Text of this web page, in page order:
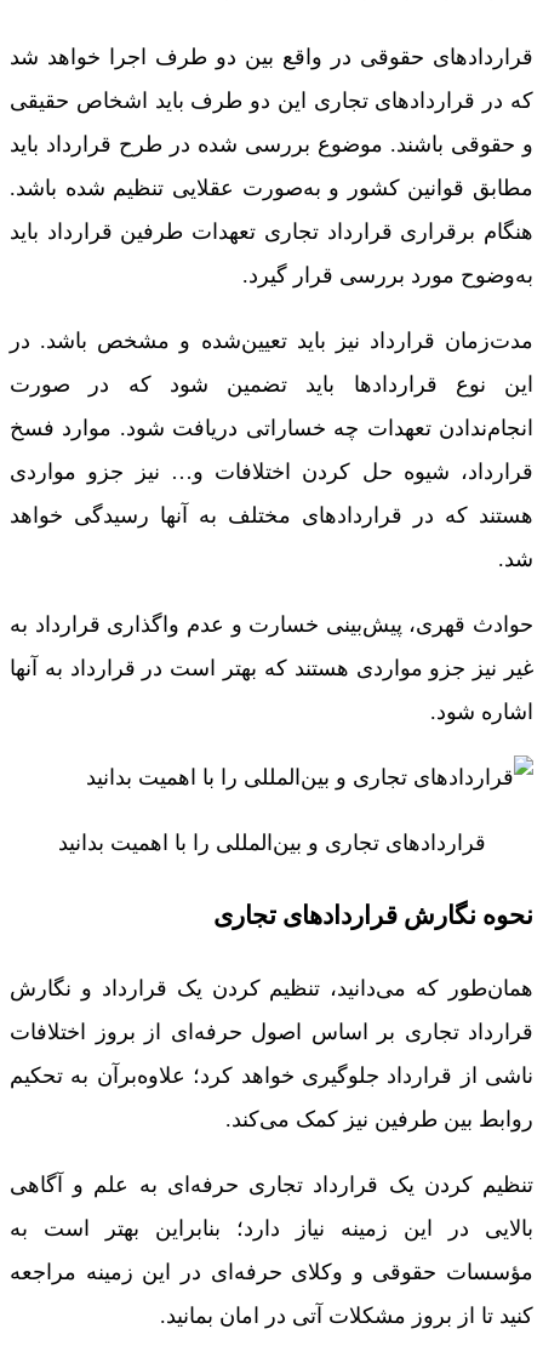
قراردادهای حقوقی در واقع بین دو طرف اجرا خواهد شد
که در قراردادهای تجاری این دو طرف باید اشخاص حقیقی
و حقوقی باشند. موضوع بررسی شده در طرح قرارداد باید
مطابق قوانین کشور و به‌صورت عقلایی تنظیم شده باشد.
هنگام برقراری قرارداد تجاری تعهدات طرفین قرارداد باید
به‌وضوح مورد بررسی قرار گیرد.
مدت‌زمان قرارداد نیز باید تعیین‌شده و مشخص باشد. در
این نوع قراردادها باید تضمین شود که در صورت
انجام‌ندادن تعهدات چه خساراتی دریافت شود. موارد فسخ
قرارداد، شیوه حل کردن اختلافات و… نیز جزو مواردی
هستند که در قراردادهای مختلف به آنها رسیدگی خواهد
شد.
حوادث قهری، پیش‌بینی خسارت و عدم واگذاری قرارداد به
غیر نیز جزو مواردی هستند که بهتر است در قرارداد به آنها
اشاره شود.
قراردادهای تجاری و بین‌المللی را با اهمیت بدانید
نحوه نگارش قراردادهای تجاری
همان‌طور که می‌دانید، تنظیم کردن یک قرارداد و نگارش
قرارداد تجاری بر اساس اصول حرفه‌ای از بروز اختلافات
ناشی از قرارداد جلوگیری خواهد کرد؛ علاوه‌برآن به تحکیم
روابط بین طرفین نیز کمک می‌کند.
تنظیم کردن یک قرارداد تجاری حرفه‌ای به علم و آگاهی
بالایی در این زمینه نیاز دارد؛ بنابراین بهتر است به
مؤسسات حقوقی و وکلای حرفه‌ای در این زمینه مراجعه
کنید تا از بروز مشکلات آتی در امان بمانید.